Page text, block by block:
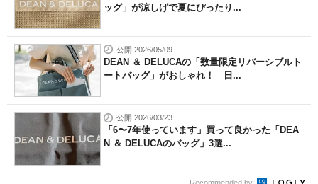
ッグ」が涼しげで夏にぴったり...
公開 2026/05/09
DEAN ＆ DELUCAの「数量限定リバーシブルト
ートバッグ」がおしゃれ！ 日...
公開 2026/03/23
「6〜7年使っています」買って良かった「DEA
N ＆ DELUCAのバッグ」3選...